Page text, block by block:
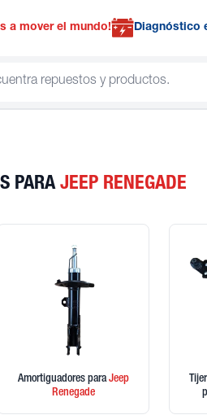
a mover el mundo! Diagnóstico
PARA JEEP RENEGADE
Amortiguadores paraJeep
Renegade